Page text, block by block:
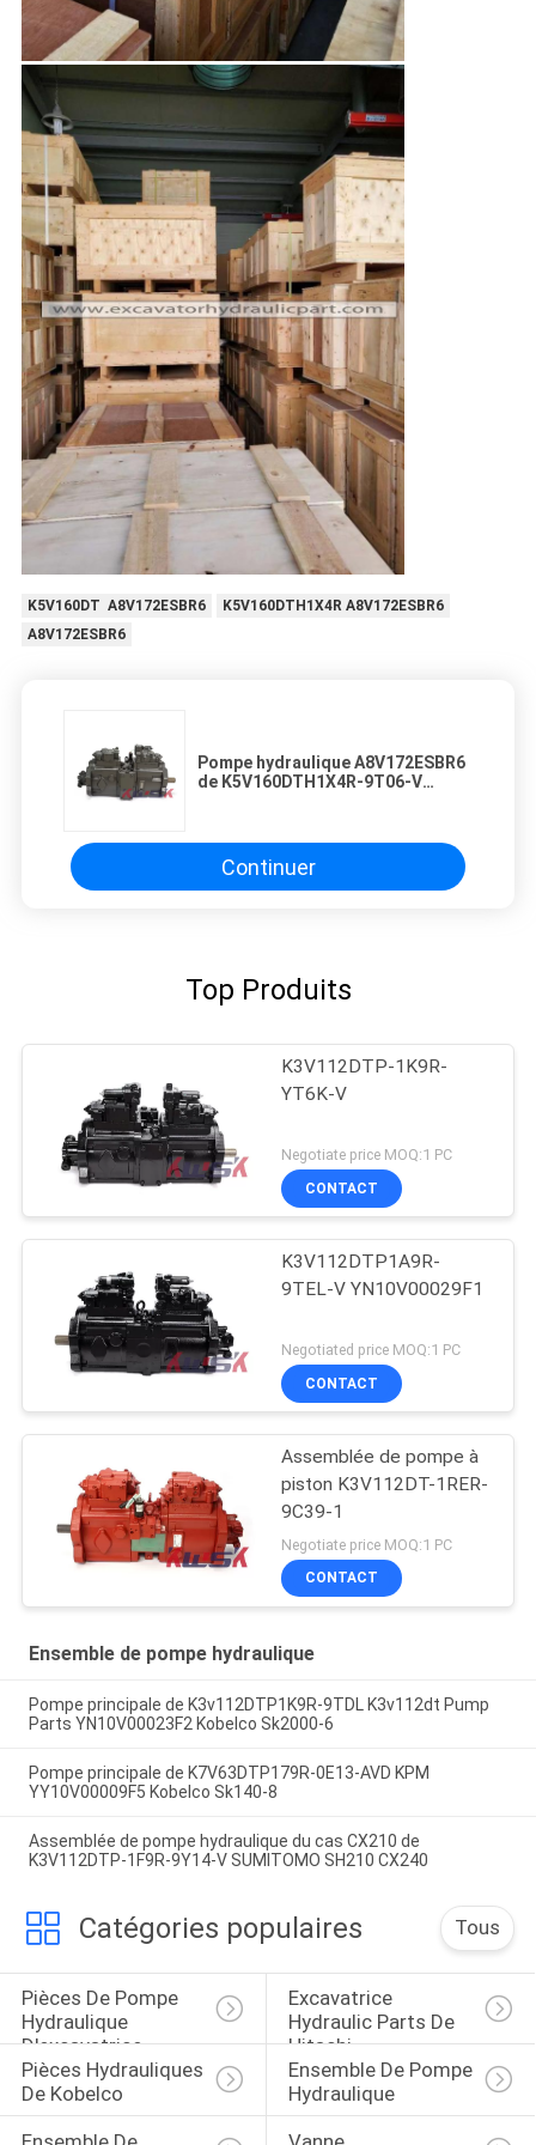
K5V160DT A8V172ESBR6
K5V160DTH1X4R A8V172ESBR6
A8V172ESBR6
Pompe hydraulique A8V172ESBR6
de K5V160DTH1X4R-9T06-V
Continuer
Top Produits
K3V112DTP-1K9R-
YT6K-V
Negotiate price MOQ:1 PC
CONTACT
K3V112DTP1A9R-
9TEL-V YN10V00029F1
Negotiated price MOQ:1 PC
CONTACT
Assemblée de pompe à
piston K3V112DT-1RER-
9C39-1
Negotiate price MOQ:1 PC
CONTACT
Ensemble de pompe hydraulique
Pompe principale de K3v112DTP1K9R-9TDL K3v112dt Pump
Parts YN10V00023F2 Kobelco Sk2000-6
Pompe principale de K7V63DTP179R-0E13-AVD KPM
YY10V00009F5 Kobelco Sk140-8
Assemblée de pompe hydraulique du cas CX210 de
K3V112DTP-1F9R-9Y14-V SUMITOMO SH210 CX240
Catégories populaires Tous
Pièces De Pompe
Hydraulique
D'excavatrice
Excavatrice
Hydraulic Parts De
Hitachi
Pièces Hydrauliques
De Kobelco
Ensemble De Pompe
Hydraulique